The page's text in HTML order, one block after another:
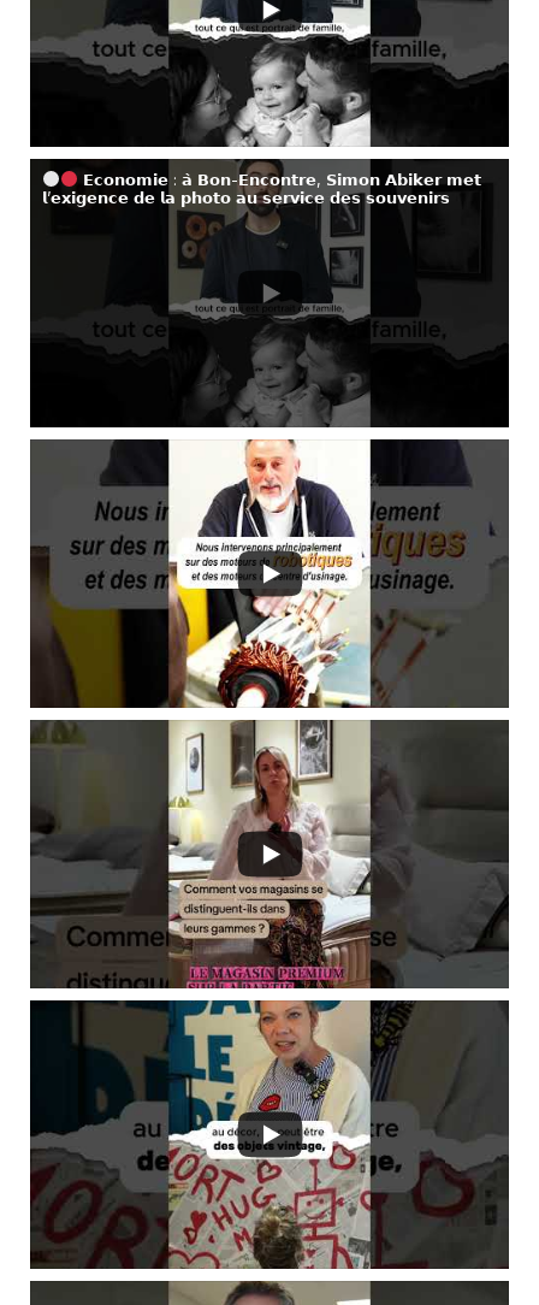
𝗘𝗰𝗼𝗻𝗼𝗺𝗶𝗲 : 𝗮̀ 𝗕𝗼𝗻-𝗘𝗻𝗰𝗼𝗻𝘁𝗿𝗲, 𝗦𝗶𝗺𝗼𝗻 𝗔𝗯𝗶𝗸𝗲𝗿 𝗺𝗲𝘁
𝗹’𝗲𝘅𝗶𝗴𝗲𝗻𝗰𝗲 𝗱𝗲 𝗹𝗮 𝗽𝗵𝗼𝘁𝗼 𝗮𝘂 𝘀𝗲𝗿𝘃𝗶𝗰𝗲 𝗱𝗲𝘀 𝘀𝗼𝘂𝘃𝗲𝗻𝗶𝗿𝘀